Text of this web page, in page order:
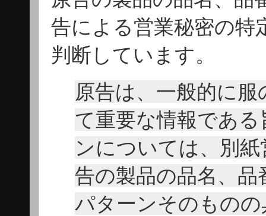
告による営業秘密の特
判断しています。
原告は、一般的に
て重要な情報であ
ンについては、別
告の製品の品名、
パターンそのもの